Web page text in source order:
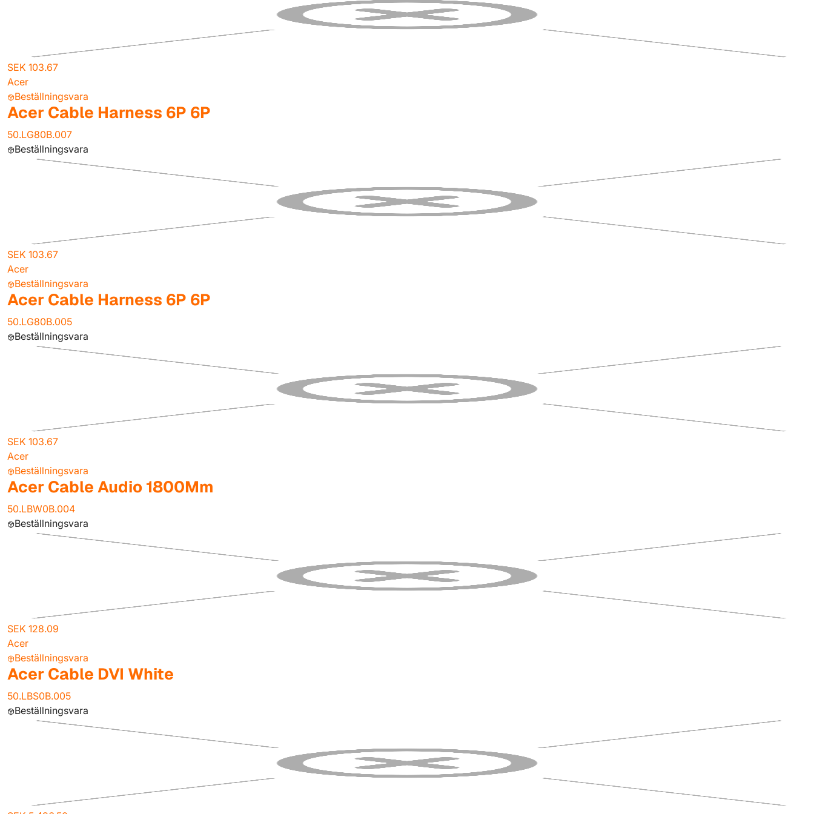
SEK 103.67
Acer
Beställningsvara
Acer Cable Harness 6P 6P
50.LG80B.007
Beställningsvara
SEK 103.67
Acer
Beställningsvara
Acer Cable Harness 6P 6P
50.LG80B.005
Beställningsvara
SEK 103.67
Acer
Beställningsvara
Acer Cable Audio 1800Mm
50.LBW0B.004
Beställningsvara
SEK 128.09
Acer
Beställningsvara
Acer Cable DVI White
50.LBS0B.005
Beställningsvara